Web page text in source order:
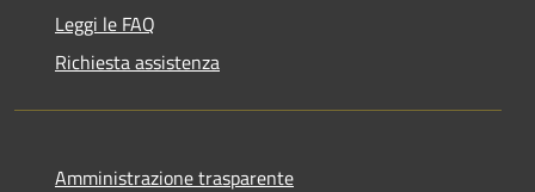
Leggi le FAQ
Richiesta assistenza
Amministrazione trasparente